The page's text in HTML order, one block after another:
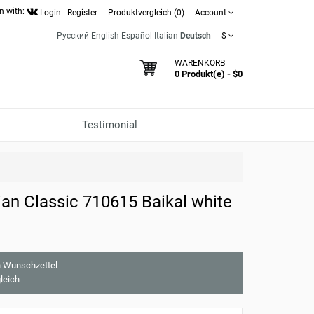
with: Login Register Produktvergleich (0) Account
Русский English Español Italian Deutsch $
WARENKORB
0 Produkt(e) - $0
Testimonial
Classic 710615 Baikal white